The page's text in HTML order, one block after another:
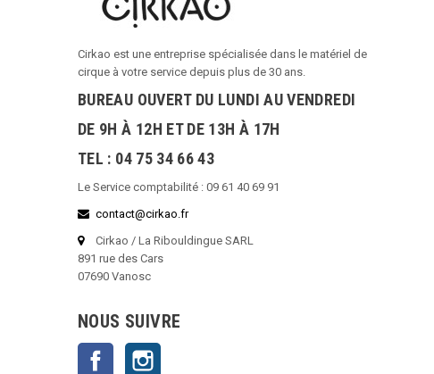
Cirkao est une entreprise spécialisée dans le matériel de
cirque à votre service depuis plus de 30 ans.
BUREAU OUVERT DU LUNDI AU VENDREDI
DE 9H À 12H ET DE 13H À 17H
TEL : 04 75 34 66 43
Le Service comptabilité : 09 61 40 69 91
contact@cirkao.fr
Cirkao / La Ribouldingue SARL
891 rue des Cars
07690 Vanosc
NOUS SUIVRE
Facebook